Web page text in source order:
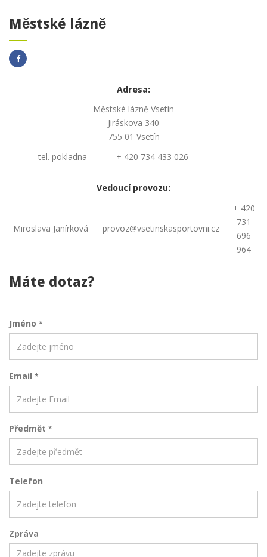
Městské lázně
Adresa:
Městské lázně Vsetín
Jiráskova 340
755 01 Vsetín
tel. pokladna
+ 420 734 433 026
Vedoucí provozu:
Miroslava Janírková provoz@vsetinskasportovni.cz
+ 420
731
696
964
Máte dotaz?
Jméno *
Email *
Předmět *
Telefon
Zpráva